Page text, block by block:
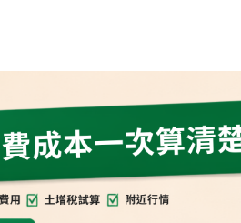
局部修繕
生活金融